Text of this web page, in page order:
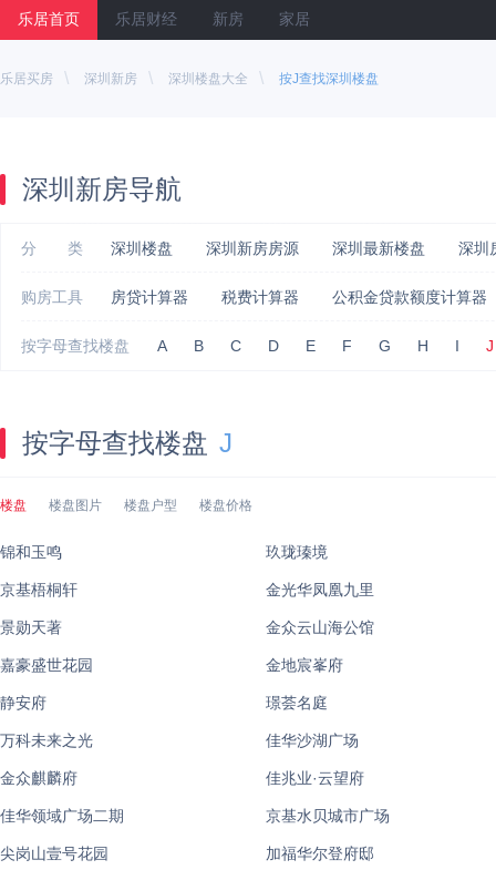
乐居首页 乐居财经 新房 家居
乐居买房 \ 深圳新房 \ 深圳楼盘大全 \ 按J查找深圳楼盘
深圳新房导航
分 类 深圳楼盘 深圳新房房源 深圳最新楼盘 深圳
购房工具 房贷计算器 税费计算器 公积金贷款额度计算器
按字母查找楼盘 A B C D E F G H I J
按字母查找楼盘 J
楼盘 楼盘图片 楼盘户型 楼盘价格
锦和玉鸣 玖珑瑧境
京基梧桐轩 金光华凤凰九里
景勋天著 金众云山海公馆
嘉豪盛世花园 金地宸峯府
静安府 璟荟名庭
万科未来之光 佳华沙湖广场
金众麒麟府 佳兆业·云望府
佳华领域广场二期 京基水贝城市广场
尖岗山壹号花园 加福华尔登府邸